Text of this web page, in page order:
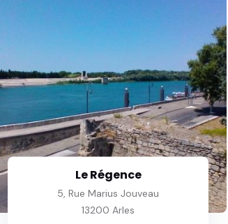
Le Régence
5, Rue Marius Jouveau
13200 Arles